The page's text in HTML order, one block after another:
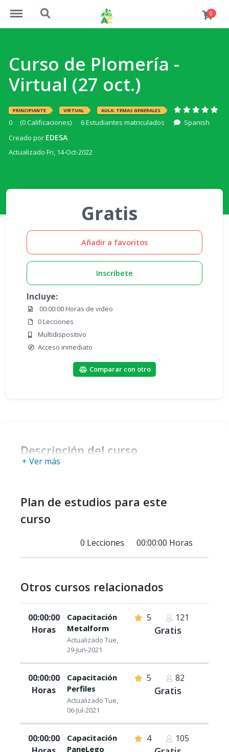
https://academiaconstruccion.com.ec/menu
https://academiaconstruccion.com.ec/search 0
Curso de Plomería -
Virtual (27 oct.)
PRINCIPIANTE VIRTUAL AULA: TEMAS GENERALES
0 (0 Calificaciones) 6 Estudiantes matriculados
Spanish
Creado por EDESA
Actualizado Fri, 14-Oct-2022
+ Ver más
Descripción del curso
Plan de estudios para este
curso
0 Lecciones 00:00:00 Horas
Otros cursos relacionados
00:00:00
Horas
Capacitación
Metalform
Actualizado Tue,
29-Jun-2021
5 121
Gratis
00:00:00
Horas
Capacitación
Perfiles
Actualizado Tue,
06-Jul-2021
5 82
Gratis
00:00:00
Capacitación
PaneLego
4 105
Gratis
Añadir a favoritos
Inscríbete
Incluye:
00:00:00 Horas de video
0 Lecciones
Multidispositivo
Acceso inmediato
Comparar con otro